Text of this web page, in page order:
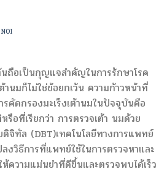
NOI
นถือเป็นกุญแจสำคัญในการรักษาโรค
ต้านมก็ไม่ใช่ข้อยกเว้น ความก้าวหน้าที่
คัดกรองมะเร็งเต้านมในปัจจุบันคือ
อที่เรียกว่า การตรวจเต้า นมด้วย
จิทัล (DBT)เทคโนโลยีทางการแพทย์
งวิธีการที่แพทย์ใช้ในการตรวจหาและ
ห้ความแม่นยำที่ดีขึ้นและตรวจพบได้เร็ว